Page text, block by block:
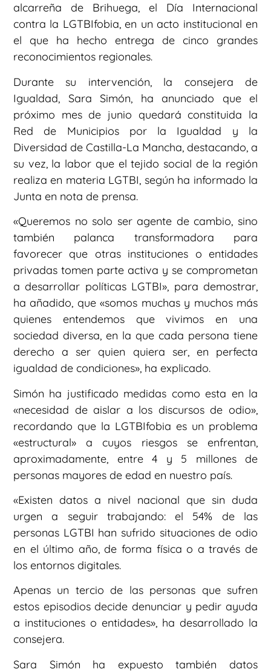
alcarreña de Brihuega, el Día Internacional
contra la LGTBIfobia, en un acto institucional en
el que ha hecho entrega de cinco grandes
reconocimientos regionales.
Durante su intervención, la consejera de
Igualdad, Sara Simón, ha anunciado que el
próximo mes de junio quedará constituida la
Red de Municipios por la Igualdad y la
Diversidad de Castilla-La Mancha, destacando, a
su vez, la labor que el tejido social de la región
realiza en materia LGTBI, según ha informado la
Junta en nota de prensa.
«Queremos no solo ser agente de cambio, sino
también palanca transformadora para
favorecer que otras instituciones o entidades
privadas tomen parte activa y se comprometan
a desarrollar políticas LGTBI», para demostrar,
ha añadido, que «somos muchas y muchos más
quienes entendemos que vivimos en una
sociedad diversa, en la que cada persona tiene
derecho a ser quien quiera ser, en perfecta
igualdad de condiciones», ha explicado.
Simón ha justificado medidas como esta en la
«necesidad de aislar a los discursos de odio»,
recordando que la LGTBIfobia es un problema
«estructural» a cuyos riesgos se enfrentan,
aproximadamente, entre 4 y 5 millones de
personas mayores de edad en nuestro país.
«Existen datos a nivel nacional que sin duda
urgen a seguir trabajando: el 54% de las
personas LGTBI han sufrido situaciones de odio
en el último año, de forma física o a través de
los entornos digitales.
Apenas un tercio de las personas que sufren
estos episodios decide denunciar y pedir ayuda
a instituciones o entidades», ha desarrollado la
consejera.
Sara Simón ha expuesto también datos